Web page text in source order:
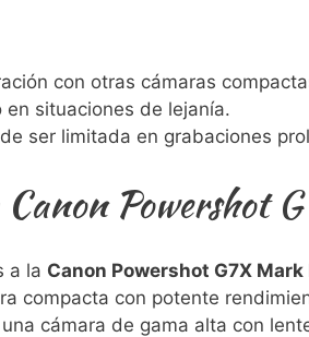
con otras cámaras​
situaciones de lejanía.
ser limitada en⁢ grabaciones
Powershot
⁢a la Canon Powershot⁢ G7X Mark
compacta con potente
cámara de gama‍ alta con